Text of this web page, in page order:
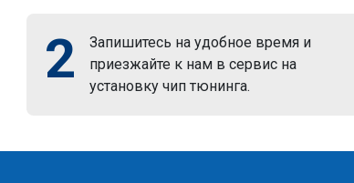
2
Запишитесь на удобное время и
приезжайте к нам в сервис на
установку чип тюнинга.